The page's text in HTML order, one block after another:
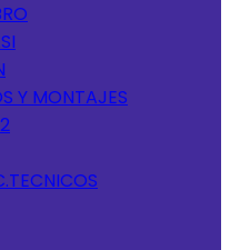
Y MONTAJES